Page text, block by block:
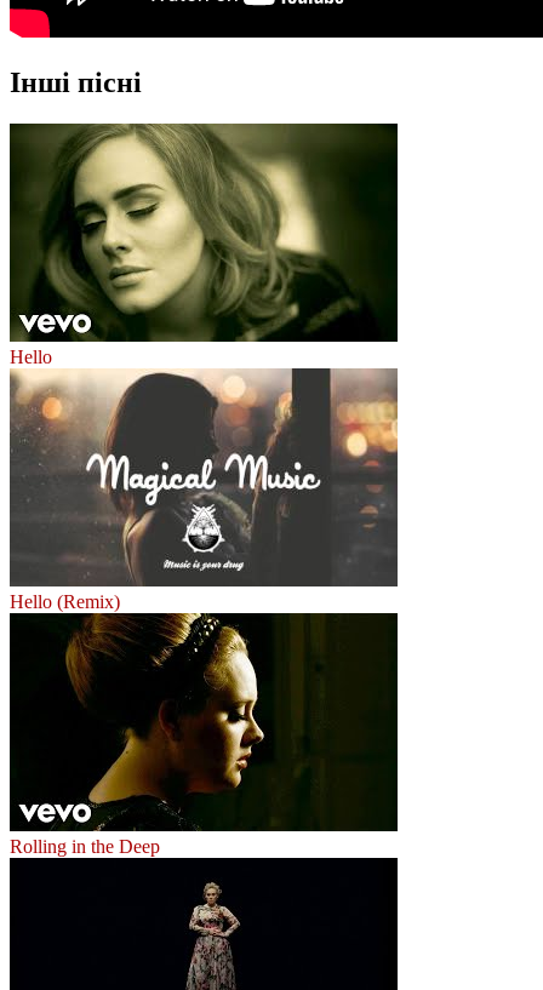
Інші пісні
Hello
Hello (Remix)
Rolling in the Deep